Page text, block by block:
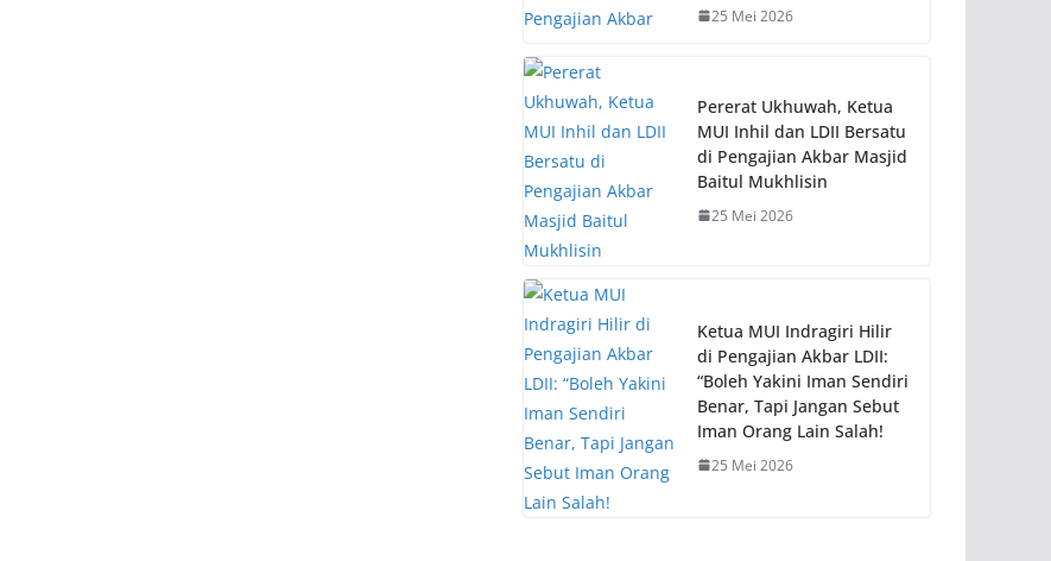
25 Mei 2026
Pererat Ukhuwah, Ketua
MUI Inhil dan LDII Bersatu
di Pengajian Akbar Masjid
Baitul Mukhlisin
25 Mei 2026
Ketua MUI Indragiri Hilir
di Pengajian Akbar LDII:
“Boleh Yakini Iman Sendiri
Benar, Tapi Jangan Sebut
Iman Orang Lain Salah!
25 Mei 2026